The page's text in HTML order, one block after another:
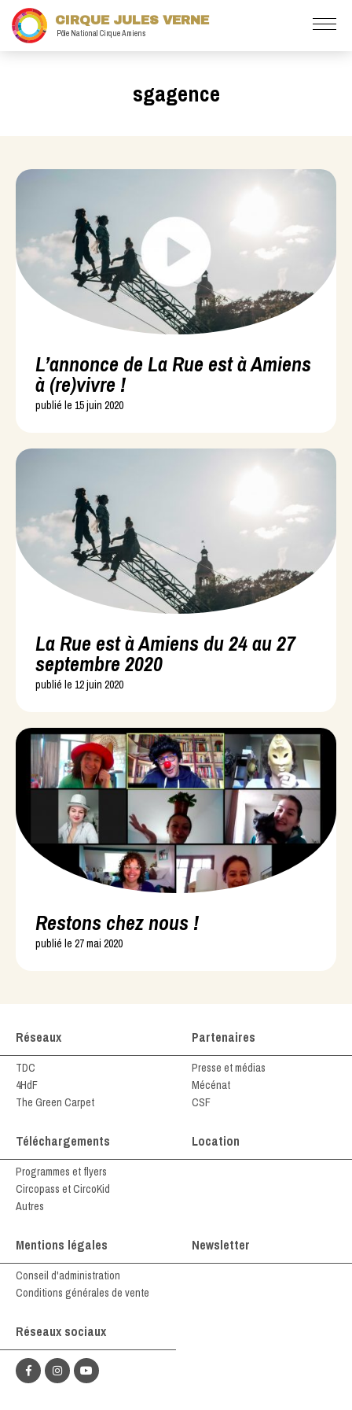
CIRQUE JULES VERNE
Pôle National Cirque Amiens
sgagence
L’annonce de La Rue est à Amiens
à (re)vivre !
publié le 15 juin 2020
La Rue est à Amiens du 24 au 27
septembre 2020
publié le 12 juin 2020
Restons chez nous !
publié le 27 mai 2020
Réseaux
TDC
4HdF
The Green Carpet
Partenaires
Presse et médias
Mécénat
CSF
Téléchargements
Programmes et flyers
Circopass et CircoKid
Autres
Location
Mentions légales
Conseil d'administration
Conditions générales de vente
Newsletter
Réseaux sociaux